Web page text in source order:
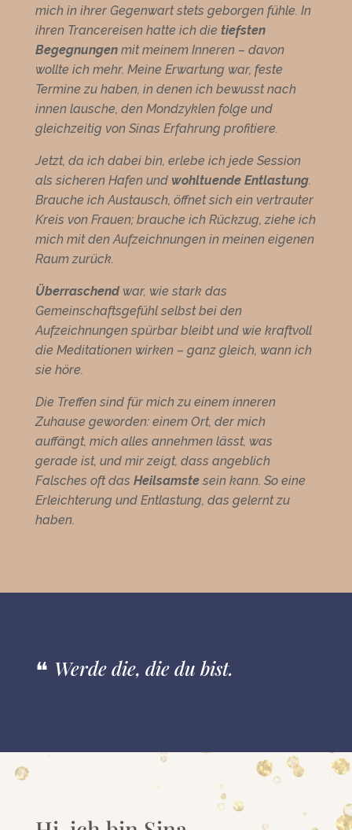
mich in ihrer Gegenwart stets geborgen fühle. In
ihren Trancereisen hatte ich die tiefsten
Begegnungenmit meinem Inneren – davon
wollte ich mehr. Meine Erwartung war, feste
Termine zu haben, in denen ich bewusst nach
innen lausche, den Mondzyklen folge und
gleichzeitig von Sinas Erfahrung profitiere.
Jetzt, da ich dabei bin, erlebe ich jede Session
als sicheren Hafen und wohltuende Entlastung.
Brauche ich Austausch, öffnet sich ein vertrauter
Kreis von Frauen; brauche ich Rückzug, ziehe ich
mich mit den Aufzeichnungen in meinen eigenen
Raum zurück.
Überraschendwar, wie stark das
Gemeinschaftsgefühl selbst bei den
Aufzeichnungen spürbar bleibt und wie kraftvoll
die Meditationen wirken – ganz gleich, wann ich
sie höre.
Die Treffen sind für mich zu einem inneren
Zuhause geworden: einem Ort, der mich
auffängt, mich alles annehmen lässt, was
gerade ist, und mir zeigt, dass angeblich
Falsches oft das Heilsamstesein kann. So eine
Erleichterung und Entlastung, das gelernt zu
haben.
Werde die, die du bist.